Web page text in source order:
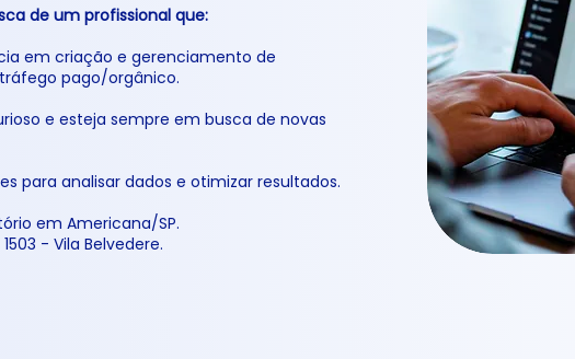
de um profissional que:
em criação e gerenciamento de
pago/orgânico.
e esteja sempre em busca de novas
para analisar dados e otimizar resultados.
em Americana/SP.
- Vila Belvedere.